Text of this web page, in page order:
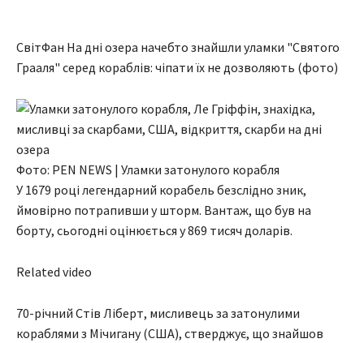
СвітФан На дні озера начебто знайшли уламки "Святого
Грааля" серед кораблів: чіпати їх не дозволяють (фото)
Фото: PEN NEWS | Уламки затонулого корабля
У 1679 році легендарний корабель безслідно зник,
ймовірно потрапивши у шторм. Вантаж, що був на
борту, сьогодні оцінюється у 869 тисяч доларів.
Related video
70-річний Стів Ліберт, мисливець за затонулими
кораблями з Мічигану (США), стверджує, що знайшов